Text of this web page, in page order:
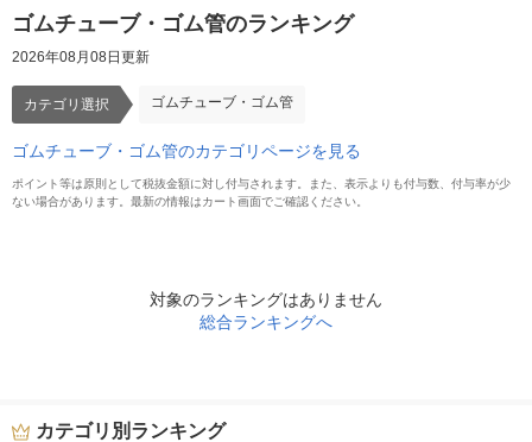
ゴムチューブ・ゴム管のランキング
2026年08月08日更新
カテゴリ選択 ゴムチューブ・ゴム管
ゴムチューブ・ゴム管のカテゴリページを見る
ポイント等は原則として税抜金額に対し付与されます。また、表示よりも付与数、付与率が少
ない場合があります。最新の情報はカート画面でご確認ください。
対象のランキングはありません
総合ランキングへ
カテゴリ別ランキング